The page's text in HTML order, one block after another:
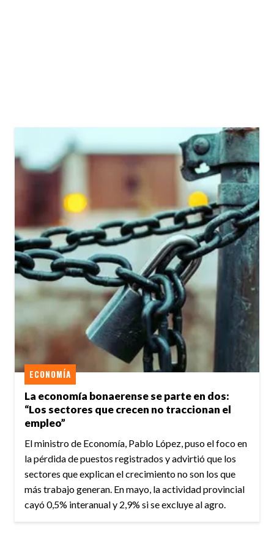
La economía bonaerense se parte en dos:
“Los sectores que crecen no traccionan el
empleo”
ECONOMÍA
El ministro de Economía, Pablo López, puso el foco en
la pérdida de puestos registrados y advirtió que los
sectores que explican el crecimiento no son los que
más trabajo generan. En mayo, la actividad provincial
cayó 0,5% interanual y 2,9% si se excluye al agro.